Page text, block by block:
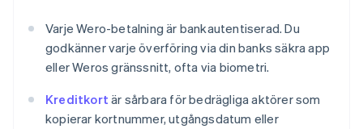
Varje Wero-betalning är bankautentiserad. Du
godkänner varje överföring via din banks säkra app
eller Weros gränssnitt, ofta via biometri.
Kreditkort är sårbara för bedrägliga aktörer som
kopierar kortnummer, utgångsdatum eller